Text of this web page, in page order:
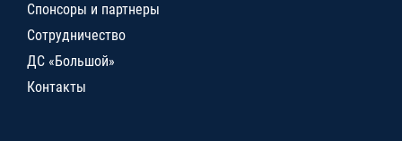
Спонсоры и партнеры
Сотрудничество
ДС «Большой»
Контакты